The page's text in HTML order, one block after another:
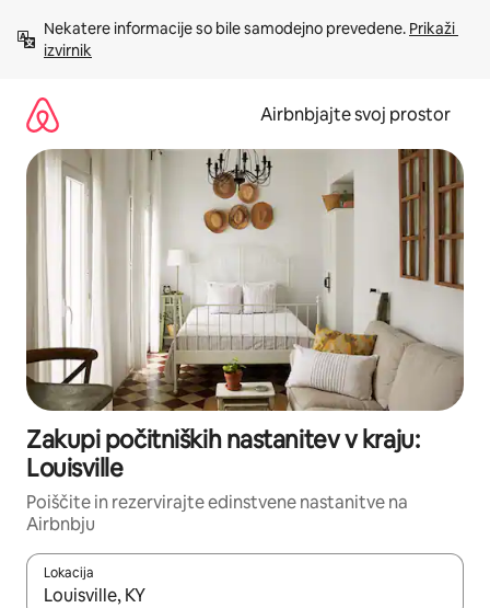
vsebino
Nekatere informacije so bile samodejno prevedene. Prikaži
izvirnik
Airbnbjajte svoj prostor
Zakupi počitniških nastanitev v kraju:
Louisville
Poiščite in rezervirajte edinstvene nastanitve na
Airbnbju
Lokacija
Ko so rezultati na voljo, krmarite s puščičnima tipkama gor in